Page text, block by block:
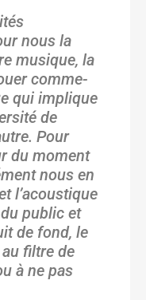
nous la
musique, la
comme-
qui implique
de
Pour
du moment
nous en
l’acoustique
public et
de fond, le
filtre de
à ne pas